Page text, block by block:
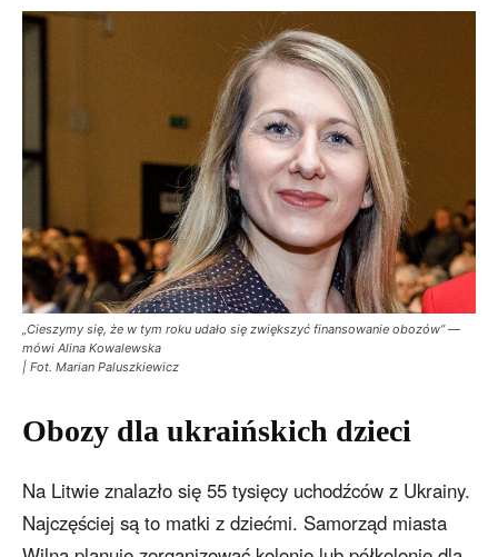
„Cieszymy się, że w tym roku udało się zwiększyć finansowanie obozów” —
mówi Alina Kowalewska
| Fot. Marian Paluszkiewicz
Obozy dla ukraińskich dzieci
Na Litwie znalazło się 55 tysięcy uchodźców z Ukrainy.
Najczęściej są to matki z dziećmi. Samorząd miasta